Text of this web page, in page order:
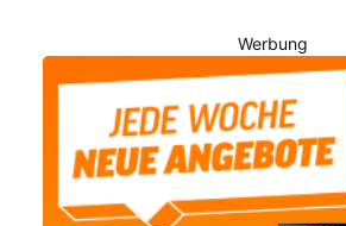
Werbung